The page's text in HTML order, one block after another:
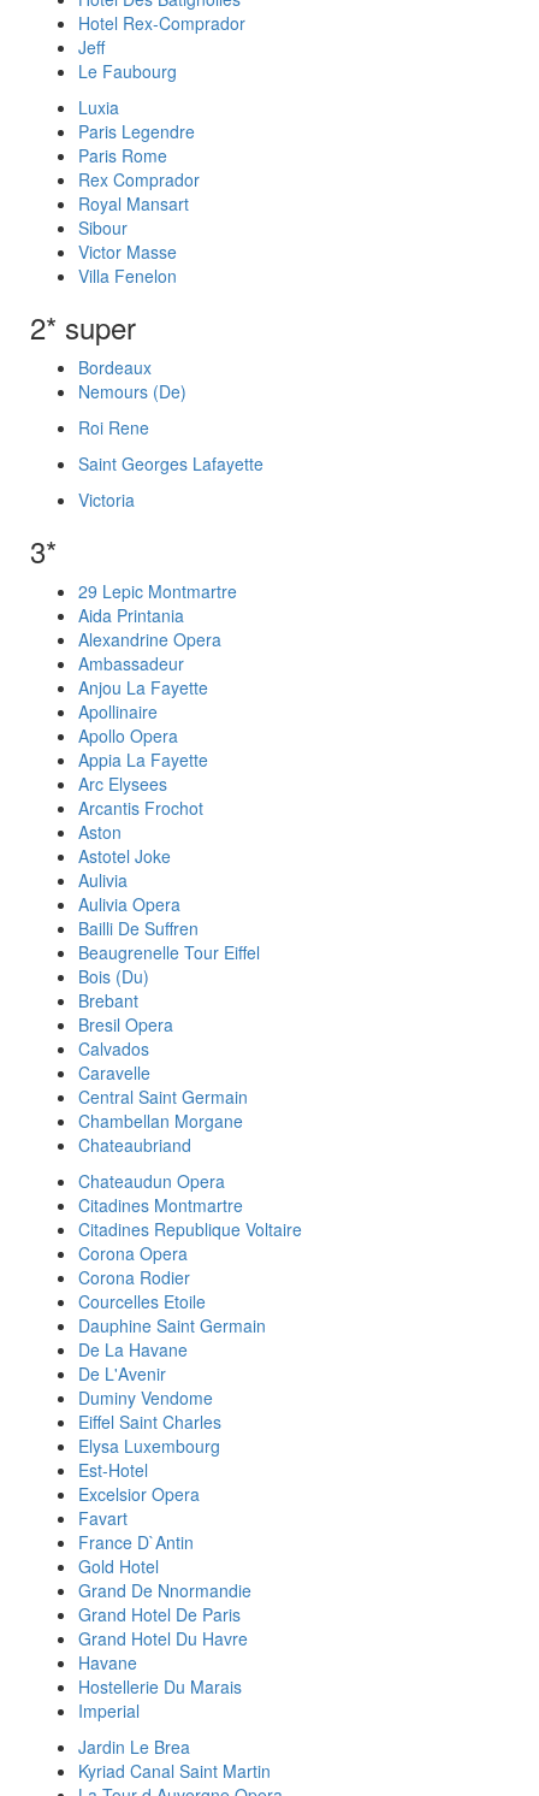
Hotel Rex-Comprador
Jeff
Le Faubourg
Luxia
Paris Legendre
Paris Rome
Rex Comprador
Royal Mansart
Sibour
Victor Masse
Villa Fenelon
2* super
Bordeaux
Nemours (De)
Roi Rene
Saint Georges Lafayette
Victoria
3*
29 Lepic Montmartre
Aida Printania
Alexandrine Opera
Ambassadeur
Anjou La Fayette
Apollinaire
Apollo Opera
Appia La Fayette
Arc Elysees
Arcantis Frochot
Aston
Astotel Joke
Aulivia
Aulivia Opera
Bailli De Suffren
Beaugrenelle Tour Eiffel
Bois (Du)
Brebant
Bresil Opera
Calvados
Caravelle
Central Saint Germain
Chambellan Morgane
Chateaubriand
Chateaudun Opera
Citadines Montmartre
Citadines Republique Voltaire
Corona Opera
Corona Rodier
Courcelles Etoile
Dauphine Saint Germain
De La Havane
De L'Avenir
Duminy Vendome
Eiffel Saint Charles
Elysa Luxembourg
Est-Hotel
Excelsior Opera
Favart
France D`Antin
Gold Hotel
Grand De Nnormandie
Grand Hotel De Paris
Grand Hotel Du Havre
Havane
Hostellerie Du Marais
Imperial
Jardin Le Brea
Kyriad Canal Saint Martin